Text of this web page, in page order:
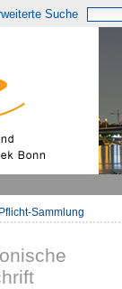
Suche
Sammlung